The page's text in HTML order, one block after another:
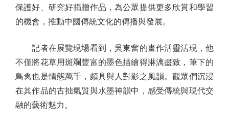
保護好、研究好捐贈作品，為公眾提供更多欣賞和學習
的機會，推動中國傳統文化的傳播與發展。
記者在展覽現場看到，吳東奮的畫作活靈活現，他
不僅將花草用斑斕豐富的墨色描繪得淋漓盡致，筆下的
鳥禽也是情態萬千，頗具與人對影之風韻。觀眾們沉浸
在其作品的古拙氣質與水墨神韻中，感受傳統與現代交
融的藝術魅力。